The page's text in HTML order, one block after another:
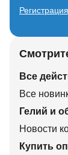
Все
Все
Гелий и
Новости
Купить